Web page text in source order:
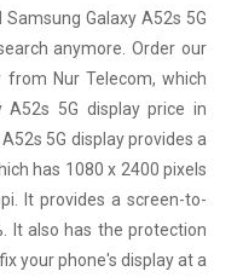
Galaxy A52s 5G
anymore. Order our
Nur Telecom, which
5G display price in
5G display provides a
has 1080 x 2400 pixels
It provides a screen-to-
It also has the protection
your phone's display at a